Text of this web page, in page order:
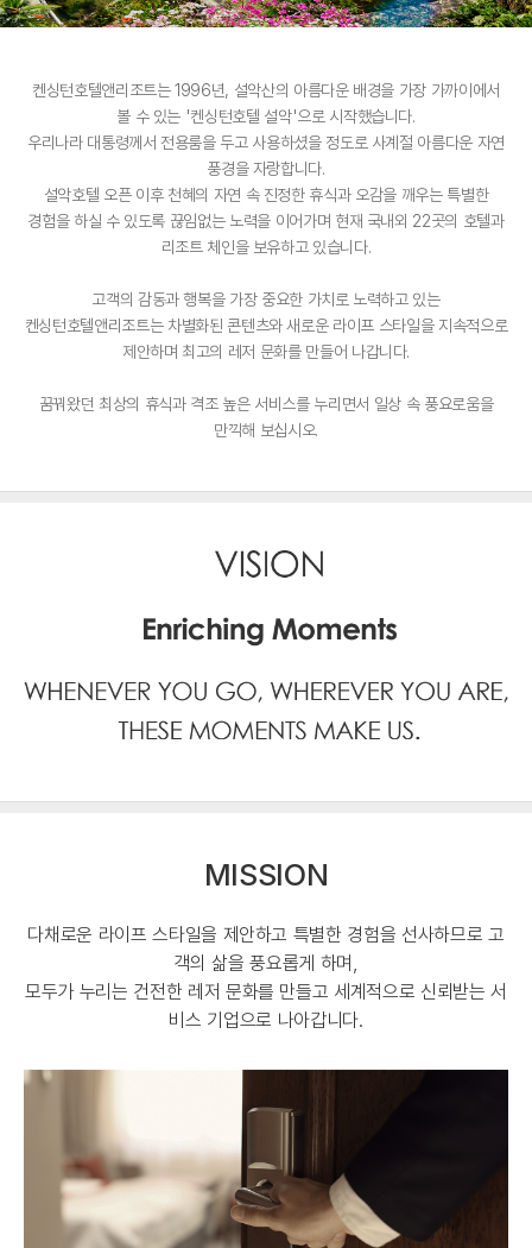
켄싱턴호텔앤리조트는 1996년, 설악산의 아름다운 배경을 가장 가까이에서
볼 수 있는 '켄싱턴호텔 설악'으로 시작했습니다.
우리나라 대통령께서 전용룸을 두고 사용하셨을 정도로 사계절 아름다운 자연
풍경을 자랑합니다.
설악호텔 오픈 이후 천혜의 자연 속 진정한 휴식과 오감을 깨우는 특별한
경험을 하실 수 있도록 끊임없는 노력을 이어가며 현재 국내외 22곳의 호텔과
리조트 체인을 보유하고 있습니다.
고객의 감동과 행복을 가장 중요한 가치로 노력하고 있는
켄싱턴호텔앤리조트는 차별화된 콘텐츠와 새로운 라이프 스타일을 지속적으로
제안하며 최고의 레저 문화를 만들어 나갑니다.
꿈꿔왔던 최상의 휴식과 격조 높은 서비스를 누리면서 일상 속 풍요로움을
만끽해 보십시오.
MISSION
다채로운 라이프 스타일을 제안하고 특별한 경험을 선사하므로 고
객의 삶을 풍요롭게 하며,
모두가 누리는 건전한 레저 문화를 만들고 세계적으로 신뢰받는 서
비스 기업으로 나아갑니다.